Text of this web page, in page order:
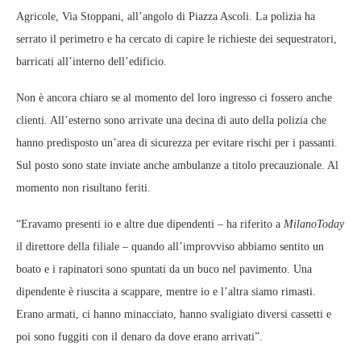
Agricole, Via Stoppani, all’angolo di Piazza Ascoli. La polizia ha
serrato il perimetro e ha cercato di capire le richieste dei sequestratori,
barricati all’interno dell’edificio.
Non è ancora chiaro se al momento del loro ingresso ci fossero anche
clienti. All’esterno sono arrivate una decina di auto della polizia che
hanno predisposto un’area di sicurezza per evitare rischi per i passanti.
Sul posto sono state inviate anche ambulanze a titolo precauzionale. Al
momento non risultano feriti.
“Eravamo presenti io e altre due dipendenti – ha riferito a MilanoToday
il direttore della filiale – quando all’improvviso abbiamo sentito un
boato e i rapinatori sono spuntati da un buco nel pavimento. Una
dipendente è riuscita a scappare, mentre io e l’altra siamo rimasti.
Erano armati, ci hanno minacciato, hanno svaligiato diversi cassetti e
poi sono fuggiti con il denaro da dove erano arrivati”.